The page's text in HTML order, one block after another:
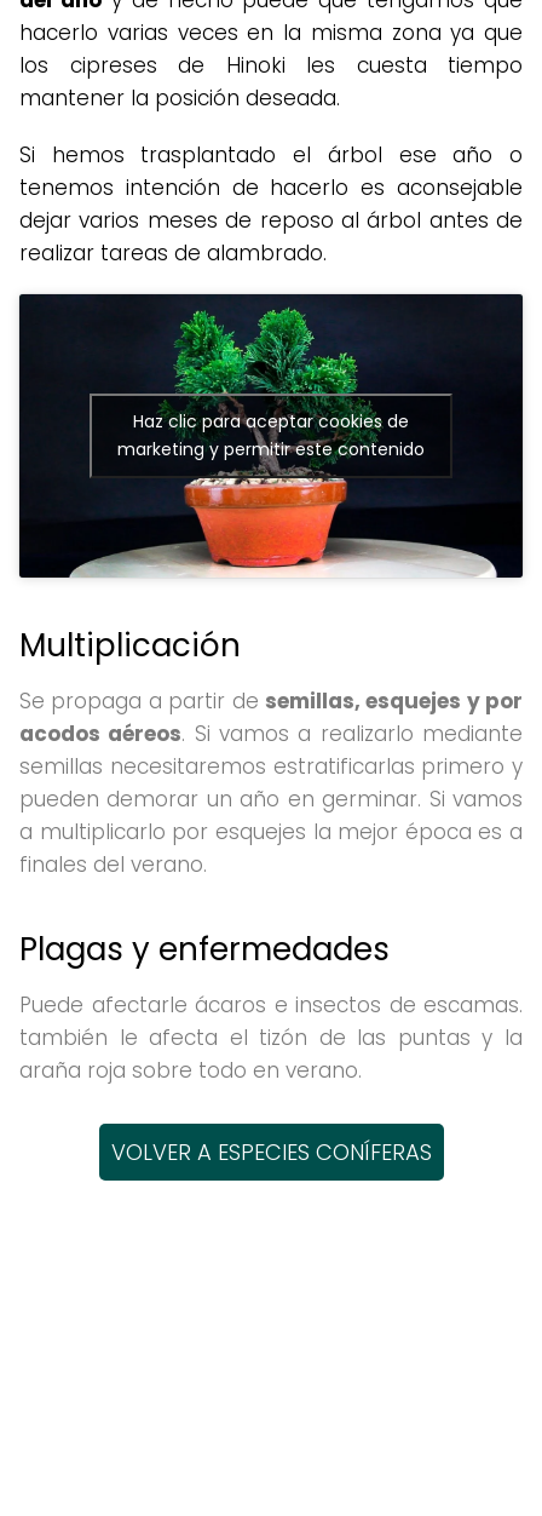
hacerlo varias veces en la misma zona ya que
los cipreses de Hinoki les cuesta tiempo
mantener la posición deseada.
Si hemos trasplantado el árbol ese año o
tenemos intención de hacerlo es aconsejable
dejar varios meses de reposo al árbol antes de
realizar tareas de alambrado.
Haz clic para aceptar cookies de
marketing y permitir este contenido
Multiplicación
Se propaga a partir de semillas, esquejes y por
acodos aéreos. Si vamos a realizarlo mediante
semillas necesitaremos estratificarlas primero y
pueden demorar un año en germinar. Si vamos
a multiplicarlo por esquejes la mejor época es a
finales del verano.
Plagas y enfermedades
Puede afectarle ácaros e insectos de escamas.
también le afecta el tizón de las puntas y la
araña roja sobre todo en verano.
VOLVER A ESPECIES CONÍFERAS